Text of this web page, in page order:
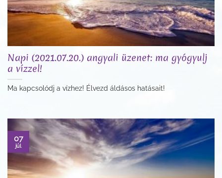
Napi (2021.07.20.) angyali üzenet: ma gyógyulj
a vízzel!
Ma kapcsolódj a vízhez! Élvezd áldásos hatásait!
07
júl